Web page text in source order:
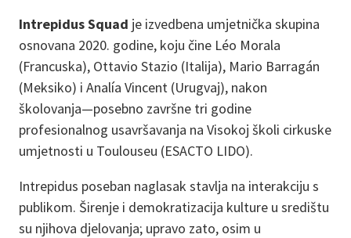
Intrepidus Squad je izvedbena umjetnička skupina
osnovana 2020. godine, koju čine Léo Morala
(Francuska), Ottavio Stazio (Italija), Mario Barragán
(Meksiko) i Analía Vincent (Urugvaj), nakon
školovanja—posebno završne tri godine
profesionalnog usavršavanja na Visokoj školi cirkuske
umjetnosti u Toulouseu (ESACTO LIDO).
Intrepidus poseban naglasak stavlja na interakciju s
publikom. Širenje i demokratizacija kulture u središtu
su njihova djelovanja; upravo zato, osim u